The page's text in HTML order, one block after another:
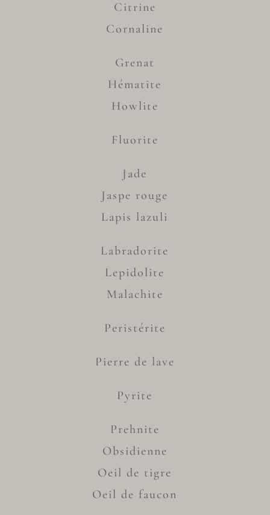
Citrine
Cornaline
Grenat
Hématite
Howlite
Fluorite
Jade
Jaspe rouge
Lapis lazuli
Labradorite
Lepidolite
Malachite
Peristérite
Pierre de lave
Pyrite
Prehnite
Obsidienne
Oeil de tigre
Oeil de faucon